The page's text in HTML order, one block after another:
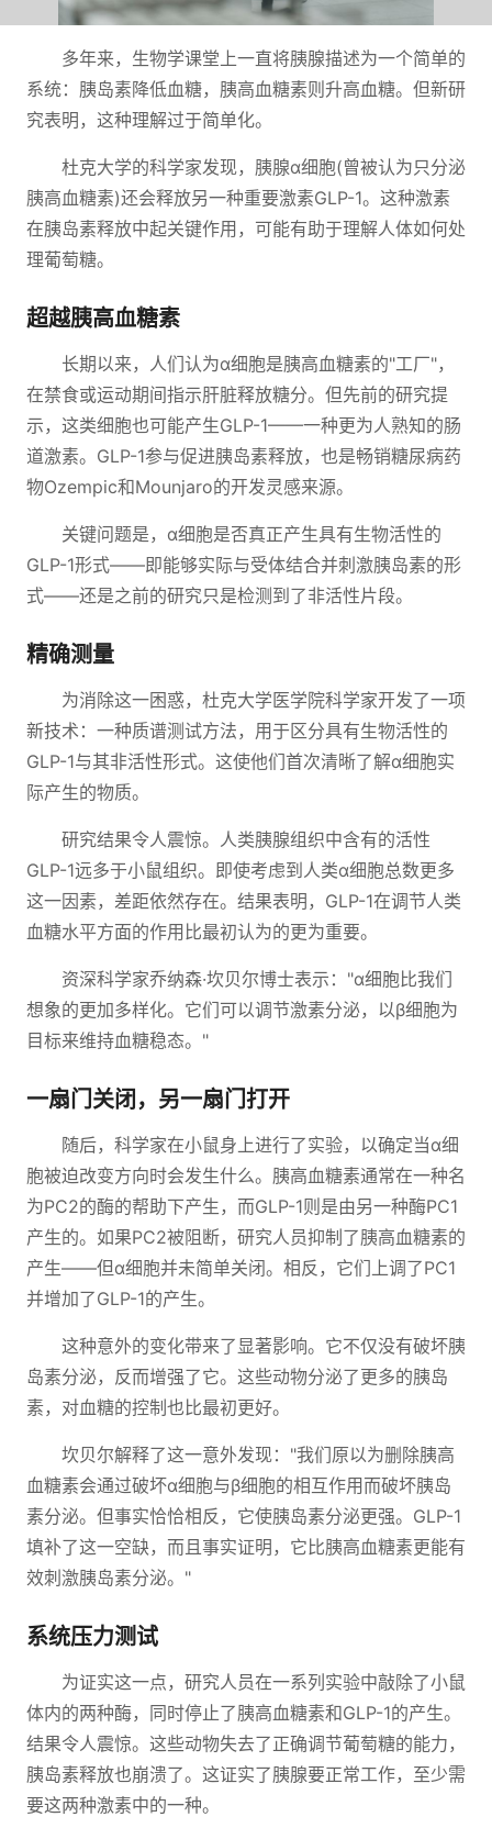
多年来，生物学课堂上一直将胰腺描述为一个简单的
系统：胰岛素降低血糖，胰高血糖素则升高血糖。但新研
究表明，这种理解过于简单化。
杜克大学的科学家发现，胰腺α细胞(曾被认为只分泌
胰高血糖素)还会释放另一种重要激素GLP-1。这种激素
在胰岛素释放中起关键作用，可能有助于理解人体如何处
理葡萄糖。
超越胰高血糖素
长期以来，人们认为α细胞是胰高血糖素的"工厂"，
在禁食或运动期间指示肝脏释放糖分。但先前的研究提
示，这类细胞也可能产生GLP-1——一种更为人熟知的肠
道激素。GLP-1参与促进胰岛素释放，也是畅销糖尿病药
物Ozempic和Mounjaro的开发灵感来源。
关键问题是，α细胞是否真正产生具有生物活性的
GLP-1形式——即能够实际与受体结合并刺激胰岛素的形
式——还是之前的研究只是检测到了非活性片段。
精确测量
为消除这一困惑，杜克大学医学院科学家开发了一项
新技术：一种质谱测试方法，用于区分具有生物活性的
GLP-1与其非活性形式。这使他们首次清晰了解α细胞实
际产生的物质。
研究结果令人震惊。人类胰腺组织中含有的活性
GLP-1远多于小鼠组织。即使考虑到人类α细胞总数更多
这一因素，差距依然存在。结果表明，GLP-1在调节人类
血糖水平方面的作用比最初认为的更为重要。
资深科学家乔纳森·坎贝尔博士表示："α细胞比我们
想象的更加多样化。它们可以调节激素分泌，以β细胞为
目标来维持血糖稳态。"
一扇门关闭，另一扇门打开
随后，科学家在小鼠身上进行了实验，以确定当α细
胞被迫改变方向时会发生什么。胰高血糖素通常在一种名
为PC2的酶的帮助下产生，而GLP-1则是由另一种酶PC1
产生的。如果PC2被阻断，研究人员抑制了胰高血糖素的
产生——但α细胞并未简单关闭。相反，它们上调了PC1
并增加了GLP-1的产生。
这种意外的变化带来了显著影响。它不仅没有破坏胰
岛素分泌，反而增强了它。这些动物分泌了更多的胰岛
素，对血糖的控制也比最初更好。
坎贝尔解释了这一意外发现："我们原以为删除胰高
血糖素会通过破坏α细胞与β细胞的相互作用而破坏胰岛
素分泌。但事实恰恰相反，它使胰岛素分泌更强。GLP-1
填补了这一空缺，而且事实证明，它比胰高血糖素更能有
效刺激胰岛素分泌。"
系统压力测试
为证实这一点，研究人员在一系列实验中敲除了小鼠
体内的两种酶，同时停止了胰高血糖素和GLP-1的产生。
结果令人震惊。这些动物失去了正确调节葡萄糖的能力，
胰岛素释放也崩溃了。这证实了胰腺要正常工作，至少需
要这两种激素中的一种。